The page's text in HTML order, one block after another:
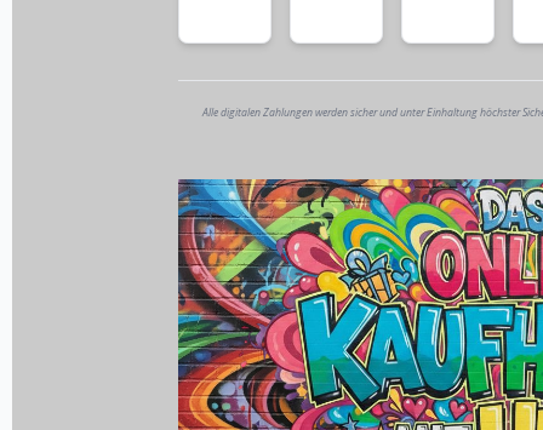
Alle digitalen Zahlungen werden sicher und unter Einhaltung höchster